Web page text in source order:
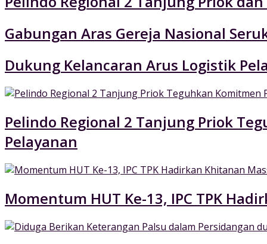
Gabungan Aras Gereja Nasional
Dukung Kelancaran Arus Logistik
Pelindo Regional 2 Tanjung Priok
Pelayanan
Momentum HUT Ke-13, IPC TPK